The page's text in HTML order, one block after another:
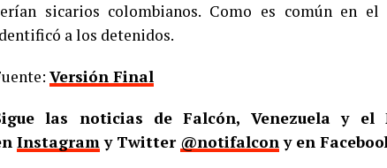
sicarios colombianos. Como es común en
a los detenidos.
Versión Final
las noticias de Falcón, Venezuela y
Instagramy Twitter @notifalcony en